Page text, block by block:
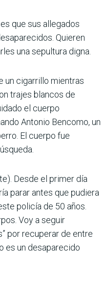
que sus allegados
Quieren
una sepultura digna.
un cigarrillo mientras
trajes blancos de
el cuerpo
Antonio Bencomo, un
El cuerpo fue
Desde el primer día
parar antes que pudiera
policía de 50 años.
Voy a seguir
por recuperar de entre
es un desaparecido